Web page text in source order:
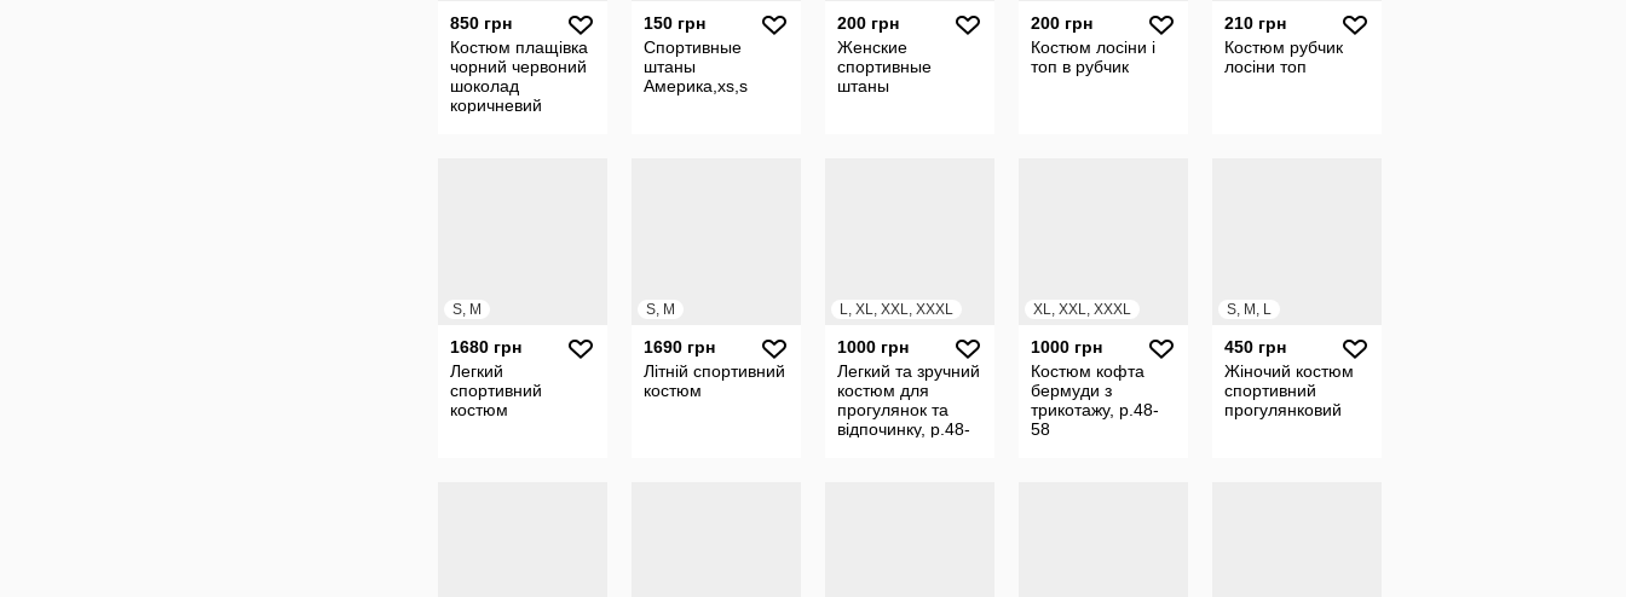
850 грн
Костюм плащівка
чорний червоний
шоколад
коричневий
150 грн
Спортивные
штаны
Америка,xs,s
200 грн
Женские
спортивные
штаны
200 грн
Костюм лосіни і
топ в рубчик
210 грн
Костюм рубчик
лосіни топ
S, M
1680 грн
Легкий
спортивний
костюм
S, M
1690 грн
Літній спортивний
костюм
L, XL, XXL, XXXL
1000 грн
Легкий та зручний
костюм для
прогулянок та
відпочинку, р.48-
XL, XXL, XXXL
1000 грн
Костюм кофта
бермуди з
трикотажу, р.48-
58
S, M, L
450 грн
Жіночий костюм
спортивний
прогулянковий